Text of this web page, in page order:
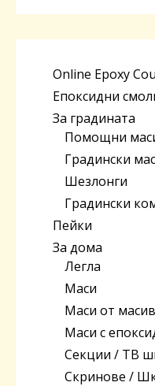
Online Epoxy
Епоксидни
За градината
Помощни
Градински
Шезлонги
Градински
Пейки
За дома
Легла
Маси
Маси от масив
Маси с
Секции / ТВ
Скринове /